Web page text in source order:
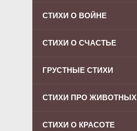
СТИХИ О ВОЙНЕ
СТИХИ О СЧАСТЬЕ
ГРУСТНЫЕ СТИХИ
СТИХИ ПРО ЖИВОТНЫХ
СТИХИ О КРАСОТЕ